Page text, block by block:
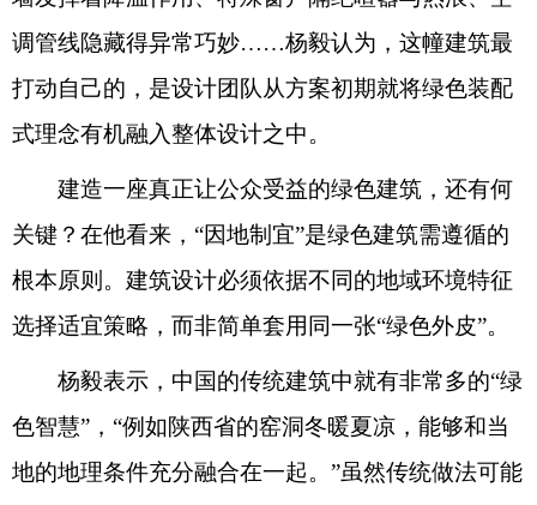
调管线隐藏得异常巧妙……杨毅认为，这幢建筑最
打动自己的，是设计团队从方案初期就将绿色装配
式理念有机融入整体设计之中。
建造一座真正让公众受益的绿色建筑，还有何
关键？在他看来，“因地制宜”是绿色建筑需遵循的
根本原则。建筑设计必须依据不同的地域环境特征
选择适宜策略，而非简单套用同一张“绿色外皮”。
杨毅表示，中国的传统建筑中就有非常多的“绿
色智慧”，“例如陕西省的窑洞冬暖夏凉，能够和当
地的地理条件充分融合在一起。”虽然传统做法可能